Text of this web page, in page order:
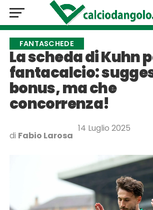
FANTASCHEDE
La scheda di Kuhn
fantacalcio:
bonus, ma che
concorrenza!
di Fabio Larosa
14 Luglio 2025